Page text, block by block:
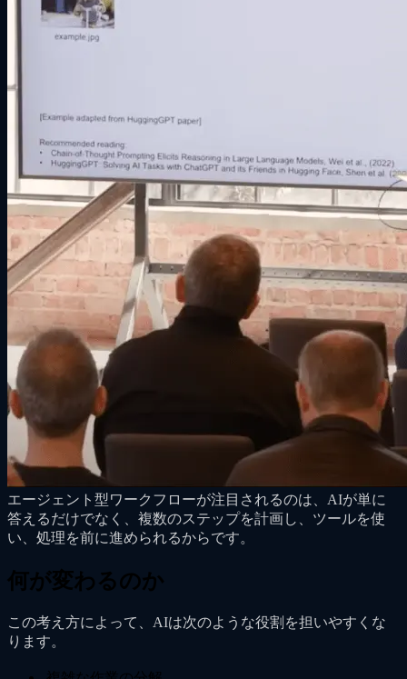
エージェント型ワークフローが注目されるのは、AIが単に
答えるだけでなく、複数のステップを計画し、ツールを使
い、処理を前に進められるからです。
何が変わるのか
この考え方によって、AIは次のような役割を担いやすくな
ります。